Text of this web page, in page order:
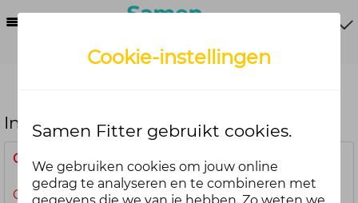
Inloggen
Gepland onderhoud
Opvrijdag 7 augustus 2026 van 07.00 tot 08.00 uur
Cookie-instellingen
Samen Fitter gebruikt cookies.
We gebruiken cookies om jouw online
gedrag te analyseren en te combineren met